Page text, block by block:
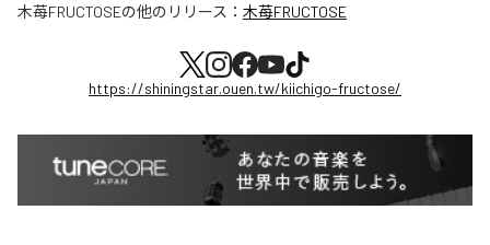
木苺FRUCTOSEの他のリリース： 木苺FRUCTOSE
https://shiningstar.ouen.tw/kiichigo-fructose/